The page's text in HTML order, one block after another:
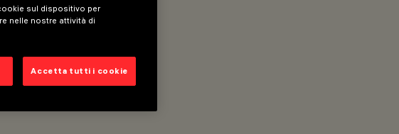
sul dispositivo per
nelle nostre attività di
Accetta tutti i cookie